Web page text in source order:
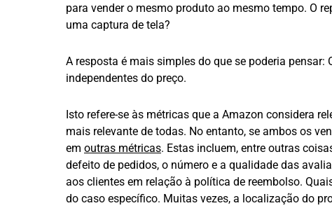
para vender o mesmo produto ao mesmo tempo. O
uma captura de tela?
A resposta é mais simples do que se poderia
independentes do preço.
Isto refere-se às métricas que a Amazon considera
mais relevante de todas. No entanto, se ambos os
em outras métricas. Estas incluem, entre outras
defeito de pedidos, o número e a qualidade das
aos clientes em relação à política de reembolso.
do caso específico. Muitas vezes, a localização do